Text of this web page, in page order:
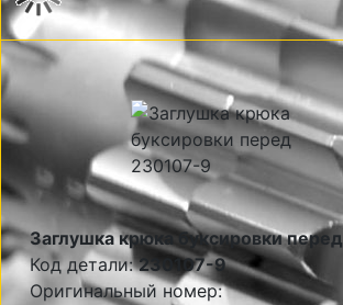
Заглушка крюка буксировки перед
Код детали:230107-9
Оригинальный номер: